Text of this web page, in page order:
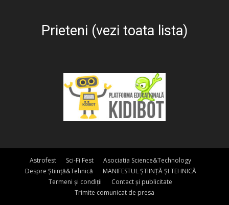
Prieteni (vezi toata lista)
Astrofest Sci-Fi Fest
Asociatia Science&Technology
Despre Știință&Tehnică
MANIFESTUL ȘTIINȚĂ ȘI TEHNICĂ
Termeni și condiții
Contact și publicitate
Trimite comunicat de presa